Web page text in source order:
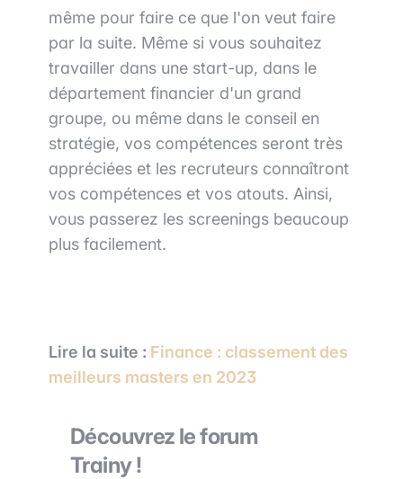
même pour faire ce que l'on veut faire
par la suite. Même si vous souhaitez
travailler dans une start-up, dans le
département financier d'un grand
groupe, ou même dans le conseil en
stratégie, vos compétences seront très
appréciées et les recruteurs connaîtront
vos compétences et vos atouts. Ainsi,
vous passerez les screenings beaucoup
plus facilement.
Lire la suite : Finance : classement des
meilleurs masters en 2023
Découvrez le forum
Trainy !